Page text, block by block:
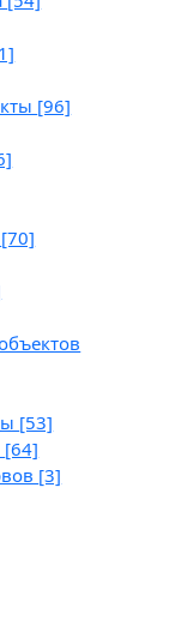
[96]
[70]
[53]
[64]
[3]